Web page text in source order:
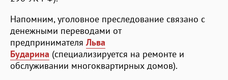
Напомним, уголовное преследование связано с
денежными переводами от
предпринимателяЛьва
Бударина (специализируется на ремонте и
обслуживании многоквартирных домов).